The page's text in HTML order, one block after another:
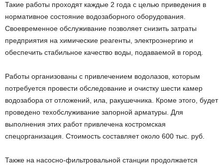
Такие работы проходят каждые 2 года с целью приведения в
нормативное состояние водозаборного оборудования.
Своевременное обслуживание позволяет снизить затраты
предприятия на химические реагенты, электроэнергию и
обеспечить стабильное качество воды, подаваемой в город.
Работы организованы с привлечением водолазов, которым
потребуется провести обследование и очистку шести камер
водозабора от отложений, ила, ракушечника. Кроме этого, будет
проведено техобслуживание запорной арматуры. Для
выполнения этих работ привлечена костромская
спецорганизация. Стоимость составляет около 600 тыс. руб.
Также на насосно-фильтровальной станции продолжается